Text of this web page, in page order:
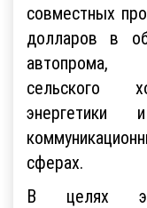
совместных
долларов в
автопрома,
сельского
энергетики
сферах.
В целях